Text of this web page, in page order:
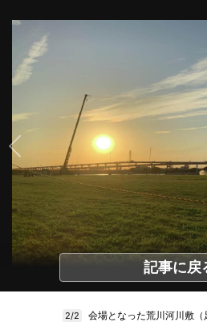
記事に戻
2/2 会場となった荒川河川敷（